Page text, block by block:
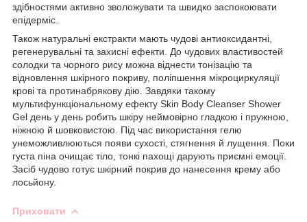
здібностями активно зволожувати та швидко заспокоювати
епідерміс.
Також натуральні екстракти мають чудові антиоксидантні,
регенерувальні та захисні ефекти. До чудових властивостей
солодки та чорного рису можна віднести тонізацію та
відновлення шкірного покриву, поліпшення мікроциркуляції
крові та протинабрякову дію. Завдяки такому
мультифункціональному ефекту Skin Body Cleanser Shower
Gel день у день робить шкіру неймовірно гладкою і пружною,
ніжною й шовковистою. Під час використання гелю
унеможливлюються появи сухості, стягнення й лущення. Поки
густа піна очищає тіло, тонкі пахощі дарують приємні емоції.
Засіб чудово готує шкірний покрив до нанесення крему або
лосьйону.
Приховати